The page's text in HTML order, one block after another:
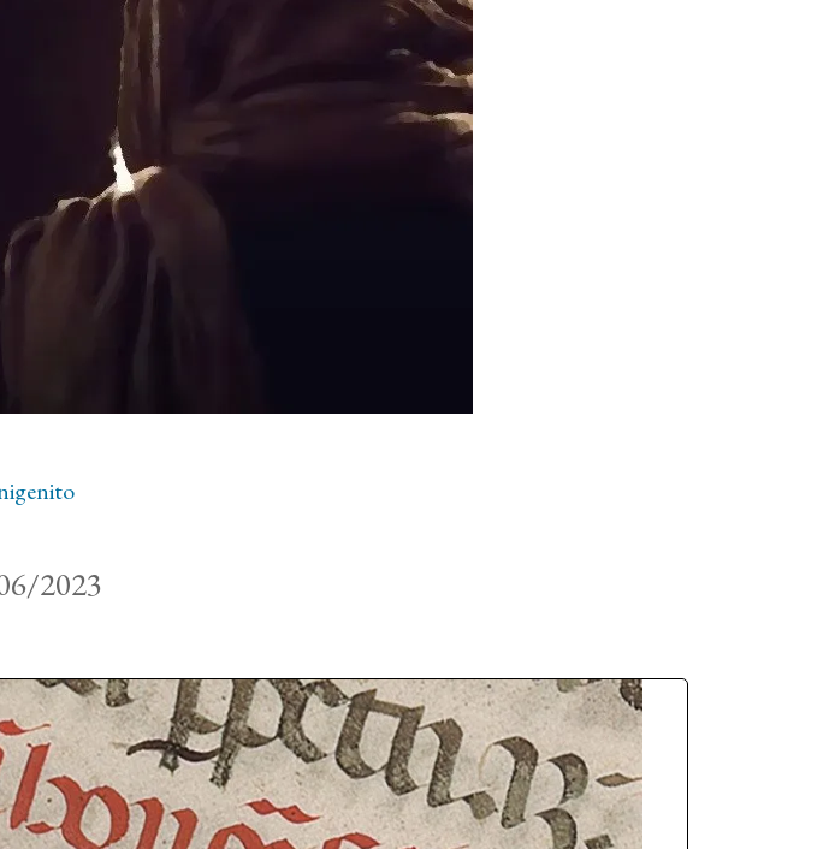
Novena al Volto Santo
Richieste di preghiera
Testimonianze
2023